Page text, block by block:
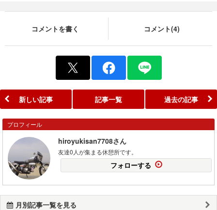
コメントを書く コメント(4)
新しい記事 記事一覧 過去の記事
プロフィール
hiroyukisan7708さん
友達0人が集まる休憩所です。
フォローする
月別記事一覧を見る